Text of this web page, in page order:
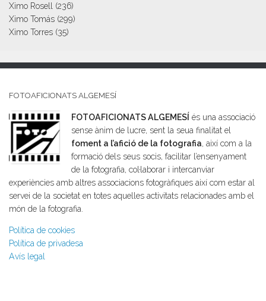
Ximo Rosell (236)
Ximo Tomás (299)
Ximo Torres (35)
FOTOAFICIONATS ALGEMESÍ
FOTOAFICIONATS ALGEMESÍ és una associació
sense ànim de lucre, sent la seua finalitat el
foment a l’afició de la fotografia, així com a la
formació dels seus socis, facilitar l’ensenyament
de la fotografia, col·laborar i intercanviar
experiències amb altres associacions fotogràfiques així com estar al
servei de la societat en totes aquelles activitats relacionades amb el
món de la fotografia.
Política de cookies
Política de privadesa
Avís legal